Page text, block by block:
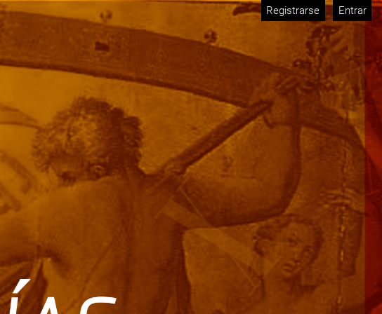
Registrarse Entrar